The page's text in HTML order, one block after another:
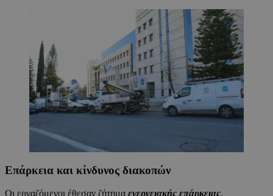
Επάρκεια και κίνδυνος διακοπών
Οι εργαζόμενοι έθεσαν ζήτημα ενεργειακής επάρκειας,